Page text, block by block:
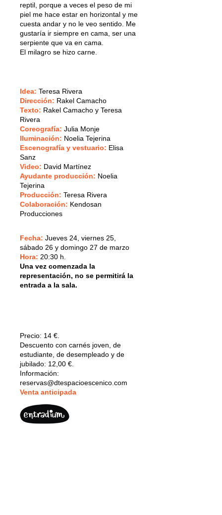
reptil, porque a veces el peso de mi
piel me hace estar en horizontal y me
cuesta andar y no le veo sentido. Me
gustaría ir siempre en cama, ser una
serpiente que va en cama.
El milagro se hizo carne.
Idea: Teresa Rivera
Dirección: Rakel Camacho
Texto: Rakel Camacho y Teresa
Rivera
Coreografía: Julia Monje
Iluminación: Noelia Tejerina
Escenografía y vestuario: Elisa
Sanz
Video: David Martínez
Ayudante producción: Noelia
Tejerina
Producción: Teresa Rivera
Colaboración: Kendosan
Producciones
Fecha: Jueves 24, viernes 25,
sábado 26 y domingo 27 de marzo
Hora: 20:30 h.
Una vez comenzada la
representación, no se permitirá la
entrada a la sala.
Precio: 14 €.
Descuento con carnés joven, de
estudiante, de desempleado y de
jubilado: 12,00 €.
Información:
reservas@dtespacioescenico.com
Venta anticipada